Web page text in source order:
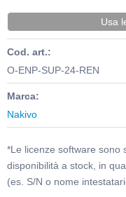
Usa
Cod. art.:
O-ENP-SUP-24-REN
Marca:
Nakivo
*Le licenze software sono
disponibilità a stock, in
(es. S/N o nome